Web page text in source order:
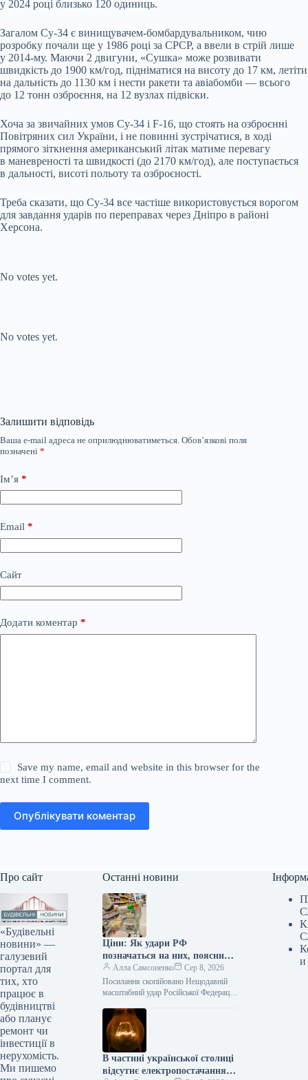
у 2024 році близько 120 одиниць.
Загалом Су-34 є винищувачем-бомбардувальником, чию
розробку почали ще у 1986 році за СРСР, а ввели в стрій лише
у 2014-му. Маючи 2 двигуни, «Сушка» може розвивати
швидкість до 1900 км/год, підніматися на висоту до 17 км, летіти
на дальність до 1130 км і нести ракети та авіабомби — всього
до 12 тонн озброєння, на 12 вузлах підвіски.
Хоча за звичайних умов Су-34 і F-16, що стоять на озброєнні
Повітряних сил України, і не повинні зустрічатися, в ході
прямого зіткнення американський літак матиме перевагу
в маневреності та швидкості (до 2170 км/год), але поступається
в дальності, висоті польоту та озброєності.
Треба сказати, що Су-34 все частіше використовується ворогом
для завдання ударів по переправах через Дніпро в районі
Херсона.
No votes yet.
No votes yet.
Залишити відповідь
Ваша e-mail адреса не оприлюднюватиметься. Обов’язкові поля
позначені *
Ім’я *
Email *
Сайт
Додати коментар *
Save my name, email and website in this browser for the
next time I comment.
Опублікувати коментар
Про сайт
«Будівельні
новини» —
галузевий
портал для
тих, хто
працює в
будівництві
або планує
ремонт чи
інвестиції в
нерухомість.
Ми пишемо
Останні новини
Ціни: Як удари РФ
позначаться на них, пояснили
в Асоціації ритейлерів
Алла Самсоненко
Сер 8, 2026
Посилання скопійовано Нещодавній
масштабний удар Російської Федерації
одним з найвідчутніших ударів по
українському рітейлу. Проте, за
В частині української столиці
відсутнє електропостачання
и